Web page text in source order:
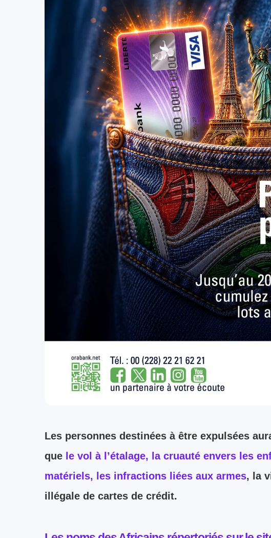
Les personnes destinées à être expulsées
que le vol à l’étalage, la cruauté envers les
matériels, les infractions liées aux armes, la
illégale de cartes de crédit.